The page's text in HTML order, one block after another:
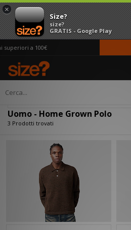
×
Size?
size?
GRATIS - Google Play
a 100€
Home Uomo
Uomo - Home Grown Polo
3 Prodotti trovati